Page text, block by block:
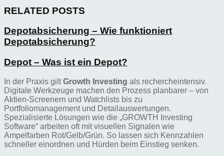
RELATED POSTS
Depotabsicherung – Wie funktioniert
Depotabsicherung?
Depot – Was ist ein Depot?
In der Praxis giltGrowth Investing als rechercheintensiv.
Digitale Werkzeuge machen den Prozess planbarer – von
Aktien-Screenern und Watchlists bis zu
Portfoliomanagement und Detailauswertungen.
Spezialisierte Lösungen wie die „GROWTH Investing
Software“ arbeiten oft mit visuellen Signalen wie
Ampelfarben Rot/Gelb/Grün. So lassen sich Kennzahlen
schneller einordnen und Hürden beim Einstieg senken.